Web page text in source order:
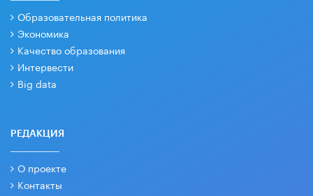
Образовательная политика
Экономика
Качество образования
Интервести
Big data
РЕДАКЦИЯ
О проекте
Контакты